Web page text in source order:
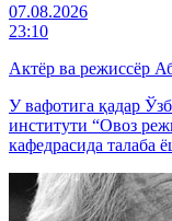
07.08.2026
23:10
Актёр ва режиссёр
У вафотига қадар
институти “Овоз
кафедрасида талаба